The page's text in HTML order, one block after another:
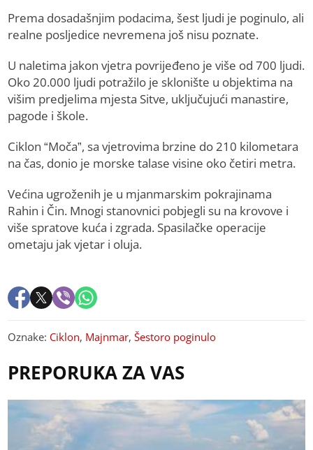
Prema dosadašnjim podacima, šest ljudi je poginulo, ali
realne posljedice nevremena još nisu poznate.
U naletima jakon vjetra povrijeđeno je više od 700 ljudi.
Oko 20.000 ljudi potražilo je sklonište u objektima na
višim predjelima mjesta Sitve, uključujući manastire,
pagode i škole.
Ciklon “Moča”, sa vjetrovima brzine do 210 kilometara
na čas, donio je morske talase visine oko četiri metra.
Većina ugroženih je u mjanmarskim pokrajinama
Rahin i Čin. Mnogi stanovnici pobjegli su na krovove i
više spratove kuća i zgrada. Spasilačke operacije
ometaju jak vjetar i oluja.
Oznake: Ciklon, Majnmar,Šestoro poginulo
PREPORUKA ZA VAS